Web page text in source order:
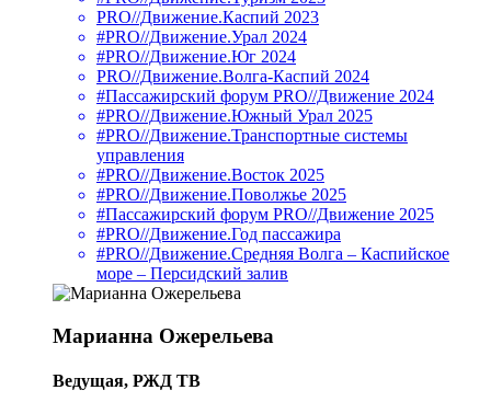
PRO//Движение.Каспий 2023
#PRO//Движение.Урал 2024
#PRO//Движение.Юг 2024
PRO//Движение.Волга-Каспий 2024
#Пассажирский форум PRO//Движение 2024
#PRO//Движение.Южный Урал 2025
#PRO//Движение.Транспортные системы
управления
#PRO//Движение.Восток 2025
#PRO//Движение.Поволжье 2025
#Пассажирский форум PRO//Движение 2025
#PRO//Движение.Год пассажира
#PRO//Движение.Средняя Волга – Каспийское
море – Персидский залив
Марианна Ожерельева
Ведущая, РЖД ТВ